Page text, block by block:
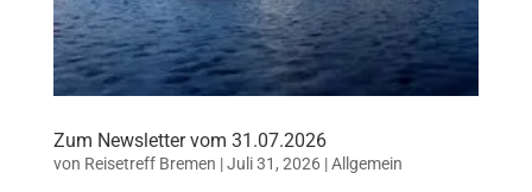
Zum Newsletter vom 31.07.2026
von Reisetreff Bremen |Juli 31, 2026|Allgemein